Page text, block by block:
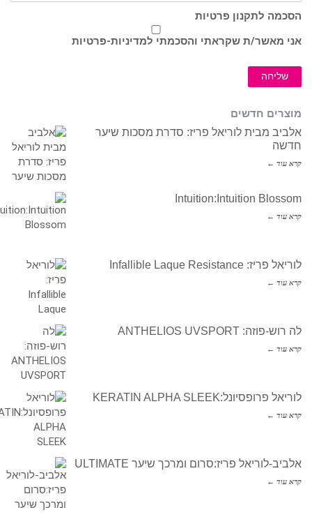
הסכמה לתקנון פרטיות
אני מאשר/ת שקראתי והסכמתי למדיניות-פרטיות
שליחה
מוצרים חדשים
אלביב מבית לוריאל פריז: סדרת מסכות שיער
חדשה
קרא עוד ←
Intuition:Intuition Blossom
קרא עוד ←
לוריאל פריז: Infallible Laque Resistance
קרא עוד ←
לה רוש-פוזה: ANTHELIOS UVSPORT
קרא עוד ←
לוריאל פרופסיונל:KERATIN ALPHA SLEEK
קרא עוד ←
אלביב-לוריאל פריז:סרום ומרכך שיער ULTIMATE
קרא עוד ←